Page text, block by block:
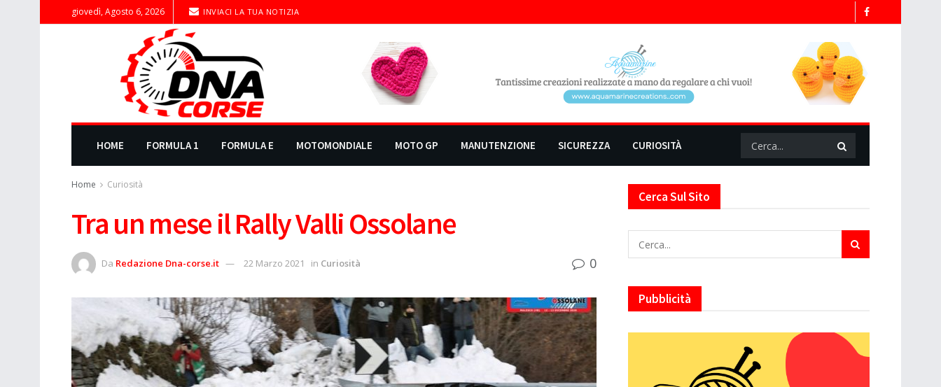
giovedì, Agosto 6, 2026 INVIACI LA TUA NOTIZIA
HOME FORMULA 1 FORMULA E MOTOMONDIALE MOTO GP MANUTENZIONE SICUREZZA CURIOSITÀ
Home Curiosità
Tra un mese il Rally Valli Ossolane
Da Redazione Dna-corse.it 22 Marzo 2021 in Curiosità 0
Cerca Sul Sito
Pubblicità